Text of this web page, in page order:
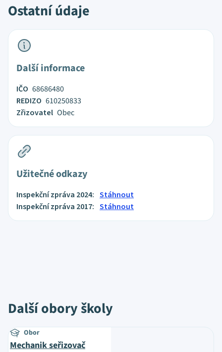
Ostatní údaje
Další informace
IČO 68686480
REDIZO 610250833
Zřizovatel Obec
Užitečné odkazy
Inspekční zpráva 2024: Stáhnout
Inspekční zpráva 2017: Stáhnout
Další obory školy
Obor
Mechanik seřizovač